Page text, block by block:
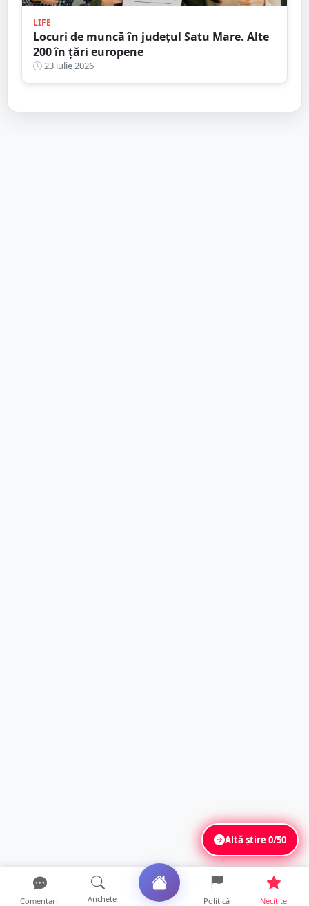
LIFE
Locuri de muncă în județul Satu Mare. Alte
200 în țări europene
23 iulie 2026
Altă știre0/50
Comentarii Anchete Politică Necitite